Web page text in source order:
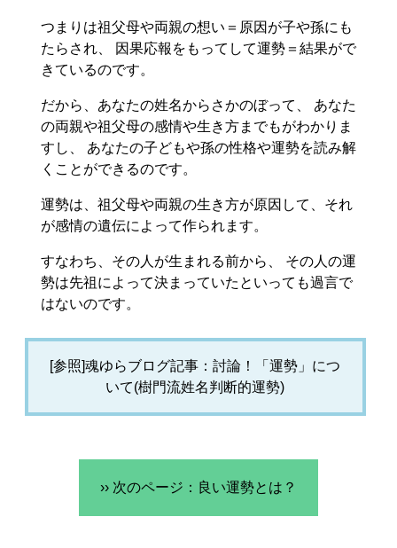
つまりは祖父母や両親の想い＝原因が子や孫にも
たらされ、 因果応報をもってして運勢＝結果がで
きているのです。
だから、あなたの姓名からさかのぼって、 あなた
の両親や祖父母の感情や生き方までもがわかりま
すし、 あなたの子どもや孫の性格や運勢を読み解
くことができるのです。
運勢は、祖父母や両親の生き方が原因して、それ
が感情の遺伝によって作られます。
すなわち、その人が生まれる前から、 その人の運
勢は先祖によって決まっていたといっても過言で
はないのです。
[参照]魂ゆらブログ記事：討論！「運勢」につ
いて(樹門流姓名判断的運勢)
›› 次のページ：良い運勢とは？